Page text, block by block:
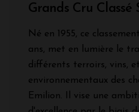
Grands Cru Classé
Né en 1955, ce
ans, met en lumière le
différents terroirs, vins,
environnementaux des
Emilion. Il vise une